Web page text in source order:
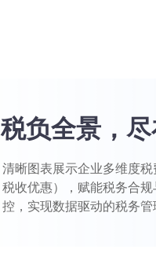
税负全景，
清晰图表展示企业多维度税
税收优惠），赋能税务合
控，实现数据驱动的税务管